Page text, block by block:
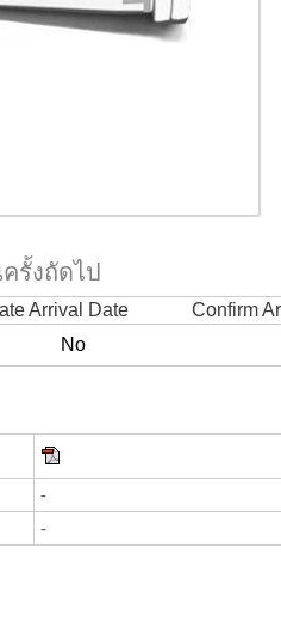
รั้งถัดไป
Arrival Date
Confirm
No
-
-